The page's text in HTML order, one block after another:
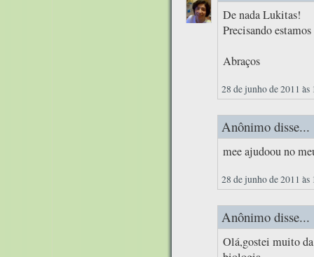
De nada Lukitas!
Precisando
Abraços
28 de junho de 2011 às
Anônimo disse...
mee ajudoou no
28 de junho de 2011 às
Anônimo disse...
Olá,gostei muito